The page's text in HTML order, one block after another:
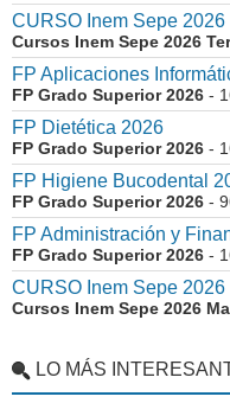
CURSO Inem Sepe
Cursos Inem Sepe 2026
FP Aplicaciones
FP Grado Superior 2026 -
FP Dietética 2026
FP Grado Superior 2026 -
FP Higiene Bucodental
FP Grado Superior 2026 -
FP Administración y
FP Grado Superior 2026 -
CURSO Inem Sepe
Cursos Inem Sepe 2026
LO MÁS